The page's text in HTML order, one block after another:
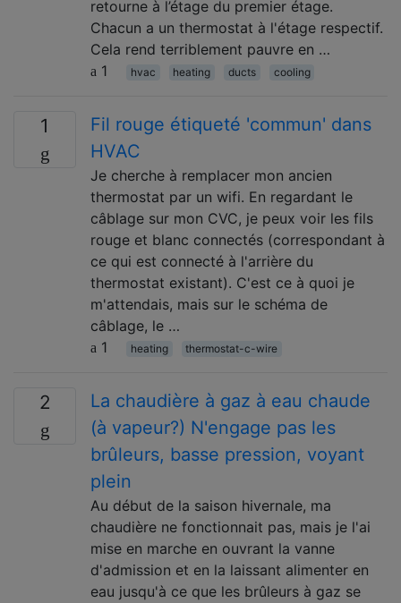
retourne à l’étage du premier étage.
Chacun a un thermostat à l'étage respectif.
Cela rend terriblement pauvre en …
1
hvac heating ducts cooling
1
Fil rouge étiqueté 'commun' dans
HVAC
Je cherche à remplacer mon ancien
thermostat par un wifi. En regardant le
câblage sur mon CVC, je peux voir les fils
rouge et blanc connectés (correspondant à
ce qui est connecté à l'arrière du
thermostat existant). C'est ce à quoi je
m'attendais, mais sur le schéma de
câblage, le …
1
heating thermostat-c-wire
2
La chaudière à gaz à eau chaude
(à vapeur?) N'engage pas les
brûleurs, basse pression, voyant
plein
Au début de la saison hivernale, ma
chaudière ne fonctionnait pas, mais je l'ai
mise en marche en ouvrant la vanne
d'admission et en la laissant alimenter en
eau jusqu'à ce que les brûleurs à gaz se